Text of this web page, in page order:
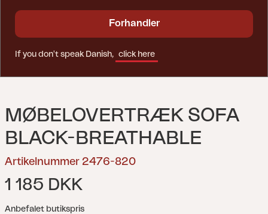
MØBELOVERTRÆK SOFA
BLACK-BREATHABLE
Artikelnummer 2476-820
1 185 DKK
Anbefalet butikspris
Forhandler
If you don't speak Danish, click here